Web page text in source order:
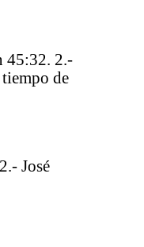
45:32. 2.-
de
José